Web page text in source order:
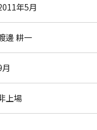
年5月
邊 耕一
上場